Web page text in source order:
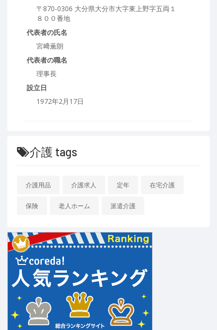
〒870-0306 大分県大分市大字東上野字五両１
８００番地
代表者の氏名
宮﨑薫朗
代表者の職名
理事長
設立日
1972年2月17日
介護 tags
介護用品 介護求人 定年 在宅介護
保険 老人ホーム 派遣介護